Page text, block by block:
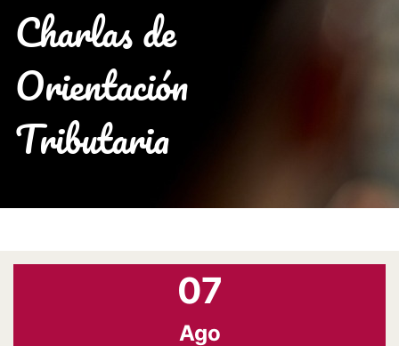
Charlas de
Orientación
Tributaria
07
Ago